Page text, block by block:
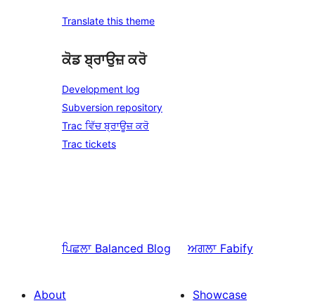
Translate this theme
ਕੋਡ ਬ੍ਰਾਉਜ਼ ਕਰੋ
Development log
Subversion repository
Trac ਵਿੱਚ ਬ੍ਰਾਊਜ਼ ਕਰੋ
Trac tickets
ਪਿਛਲਾ Balanced Blog ਅਗਲਾ Fabify
About
Showcase